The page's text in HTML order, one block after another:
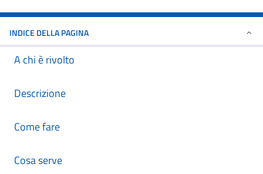
INDICE DELLA PAGINA
A chi è rivolto
Descrizione
Come fare
Cosa serve